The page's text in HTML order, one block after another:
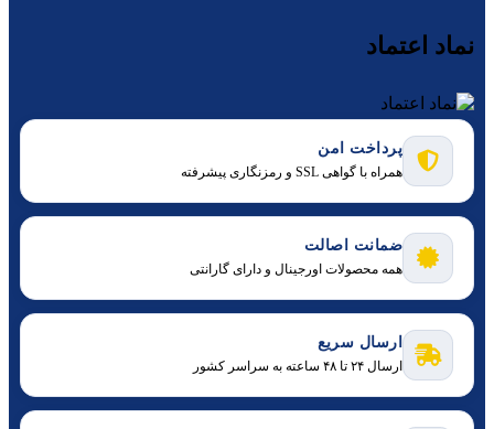
نماد اعتماد
پرداخت امن
همراه با گواهی SSL و رمزنگاری پیشرفته
ضمانت اصالت
همه محصولات اورجینال و دارای گارانتی
ارسال سریع
ارسال ۲۴ تا ۴۸ ساعته به سراسر کشور